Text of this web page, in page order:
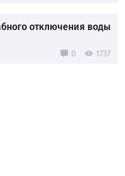
отключения воды
0 1737